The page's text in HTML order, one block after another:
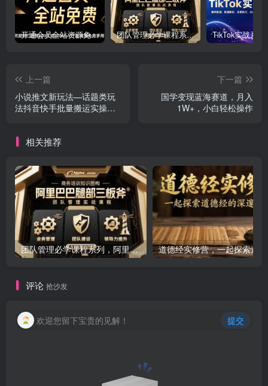
开通会员全站资源免费下载 开通VIP会员 HY资源库 团队管理必学课程系列，阿里巴巴“腿部三板斧”
上一篇
小说推文新玩法—话题类玩
法抖音快手批量搬运实操
下一篇
国学变现蓝海赛道，月入
1W+，小白轻松操作
相关推荐
团队管理必学课程系列，阿里巴巴“腿部三板斧”
评论 抢沙发
欢迎您留下宝贵的见解！ 提交